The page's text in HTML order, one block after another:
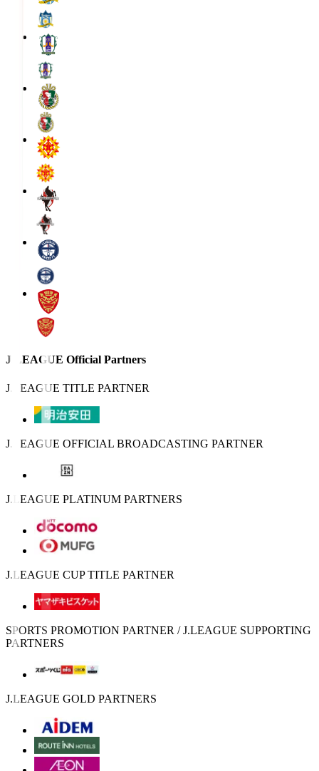
J.LEAGUE Official Partners
J.LEAGUE TITLE PARTNER
J.LEAGUE OFFICIAL BROADCASTING PARTNER
J.LEAGUE PLATINUM PARTNERS
J.LEAGUE CUP TITLE PARTNER
SPORTS PROMOTION PARTNER / J.LEAGUE SUPPORTING
PARTNERS
J.LEAGUE GOLD PARTNERS